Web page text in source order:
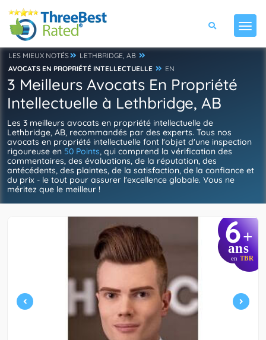
LES MIEUX NOTÉS
LETHBRIDGE, AB
AVOCATS EN PROPRIÉTÉ INTELLECTUELLE
EN
3 Meilleurs Avocats En Propriété
Intellectuelle à Lethbridge, AB
Les 3 meilleurs avocats en propriété intellectuelle de
Lethbridge, AB, recommandés par des experts. Tous nos
avocats en propriété intellectuelle font l'objet d'une inspection
rigoureuse en 50 Points, qui comprend la vérification des
commentaires, des évaluations, de la réputation, des
antécédents, des plaintes, de la satisfaction, de la confiance et
du prix - le tout pour assurer l'excellence globale. Vous ne
méritez que le meilleur !
6+
ans
en TBR